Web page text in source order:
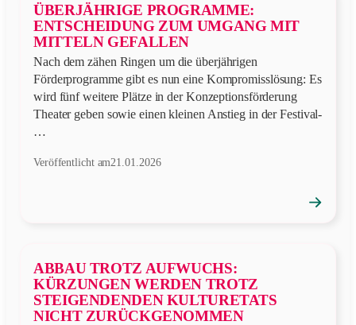
ÜBERJÄHRIGE PROGRAMME:
ENTSCHEIDUNG ZUM UMGANG MIT
MITTELN GEFALLEN
Nach dem zähen Ringen um die überjährigen
Förderprogramme gibt es nun eine Kompromisslösung: Es
wird fünf weitere Plätze in der Konzeptionsförderung
Theater geben sowie einen kleinen Anstieg in der Festival-
…
Veröffentlicht am21.01.2026
→
ABBAU TROTZ AUFWUCHS:
KÜRZUNGEN WERDEN TROTZ
STEIGENDENDEN KULTURETATS
NICHT ZURÜCKGENOMMEN